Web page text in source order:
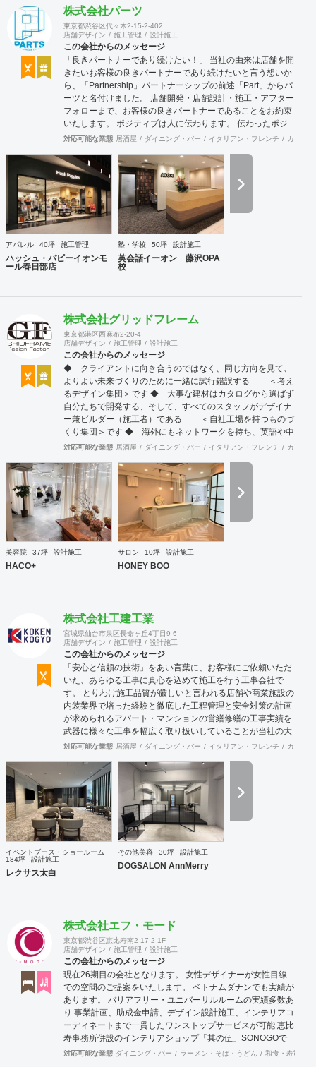
株式会社パーツ
東京都渋谷区代々木2-15-2-402
店舗デザイン
施工管理 設計施工
この会社からのメッセージ
「良きパートナーであり続けたい！」 当社の由来は店舗を開
きたいお客様の良きパートナーであり続けたいと言う想いか
ら、「Partnership」パートナーシップの前述「Part」からパ
ーツと名付けました。 店舗開発・店舗設計・施工・アフター
フォローまで、お客様の良きパートナーであることをお約束
いたします。 ポジティブは人に伝わります。 伝わったポジ
ティブが幸せを呼び込み、呼び込んだ幸せが、さらに大きな
社ならではの実績をご確認下さい。 <a
href="https://www.partsinc.co.jp/">https://www.partsinc.co.jp/</a>
対応可能な業態 居酒屋 ダイニング・バー イタリアン・フレンチ カフェ
アパレル 40坪 施工管理
ハッシュ・パピーイオンモ
ール春日部店
塾・学校 50坪 設計施工
英会話イーオン 藤沢OPA
校
株式会社グリッドフレーム
東京都港区西麻布2-20-4
店舗デザイン
施工管理 設計施工
この会社からのメッセージ
◆ クライアントに向き合うのではなく、同じ方向を見て、
よりよい未来づくりのために一緒に試行錯誤する ＜考え
るデザイン集団＞です ◆ 大事な建材はカタログから選ばず
自分たちで開発する、そして、すべてのスタッフがデザイナ
ー兼ビルダー（施工者）である ＜自社工場を持つものづ
くり集団＞です ◆ 海外にもネットワークを持ち、英語や中
国語に堪能なスタッフたちが、海外から国内への出店をスム
工案件、設計＋造作物の案件、施工案件、造作物制作など、
多様な請負形態が可能です。工場では金属を中心にさまざま
な素材を用いた制作が可能で、例えば通常デザイン性とは無
縁な特定防火設備（鉄扉）などにも高いデザイン性を施すこ
とも可能です。 GRIDFRAME とりかえのきかない空間
https://gridframe.co.jp/ Synes(シネス) 霧のようなやわらか
込む空間 https://sotochiku.com/
対応可能な業態 居酒屋 ダイニング・バー イタリアン・フレンチ カフェ
美容院 37坪 設計施工
HACO+
サロン 10坪 設計施工
HONEY BOO
株式会社工建工業
宮城県仙台市泉区長命ヶ丘4丁目9-6
店舗デザイン
施工管理 設計施工
この会社からのメッセージ
「安心と信頼の技術」をあい言葉に、お客様にご依頼いただ
いた、あらゆる工事に真心を込めて施工を行う工事会社で
す。 とりわけ施工品質が厳しいと言われる店舗や商業施設の
内装業界で培った経験と徹底した工程管理と安全対策の計画
が求められるアパート・マンションの営繕修繕の工事実績を
武器に様々な工事を幅広く取り扱いしていることが当社の大
きな特徴です。
対応可能な業態 居酒屋 ダイニング・バー イタリアン・フレンチ カフェ
イベントブース・ショールーム
184坪
設計施工
レクサス太白
その他美容 30坪 設計施工
DOGSALON AnnMerry
株式会社エフ・モード
東京都渋谷区恵比寿南2-17-2-1F
店舗デザイン
施工管理 設計施工
この会社からのメッセージ
現在26期目の会社となります。 女性デザイナーが女性目線
での空間のご提案をいたします。 ベトナムダナンでも実績が
あります。 バリアフリー・ユニバーサルルームの実績多数あ
り 事業計画、助成金申請、デザイン設計施工、インテリアコ
ーディネートまで一貫したワンストップサービスが可能 恵比
寿事務所併設のインテリアショップ「其の伍」SONOGOで
はオリジナル家具をはじめアンティーク骨董家具の販売もし
対応可能な業態 ダイニング・バー ラーメン・そば・うどん 和食・寿司